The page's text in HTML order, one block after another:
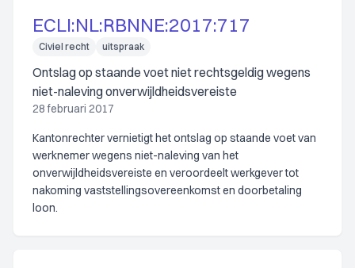
ECLI:NL:RBNNE:2017:717
Civiel recht uitspraak
Ontslag op staande voet niet rechtsgeldig wegens
niet-naleving onverwijldheidsvereiste
28 februari 2017
Kantonrechter vernietigt het ontslag op staande voet van
werknemer wegens niet-naleving van het
onverwijldheidsvereiste en veroordeelt werkgever tot
nakoming vaststellingsovereenkomst en doorbetaling
loon.